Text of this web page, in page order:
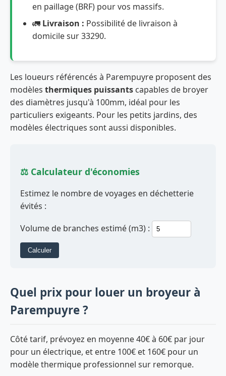
en paillage (BRF) pour vos massifs.
🚛 Livraison : Possibilité de livraison à
domicile sur 33290.
Les loueurs référencés à Parempuyre proposent des
modèles thermiques puissants capables de broyer
des diamètres jusqu'à 100mm, idéal pour les
particuliers exigeants. Pour les petits jardins, des
modèles électriques sont aussi disponibles.
⚖️ Calculateur d'économies
Estimez le nombre de voyages en déchetterie
évités :
Volume de branches estimé (m3) :
Calculer
Quel prix pour louer un broyeur à
Parempuyre ?
Côté tarif, prévoyez en moyenne 40€ à 60€ par jour
pour un électrique, et entre 100€ et 160€ pour un
modèle thermique professionnel sur remorque.